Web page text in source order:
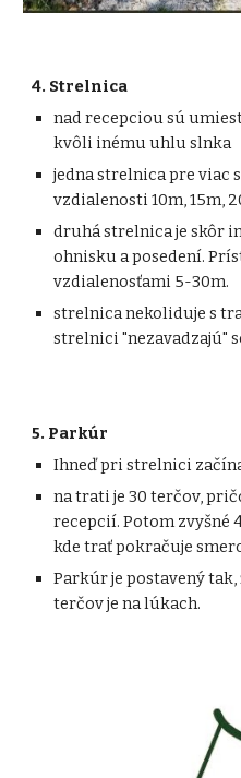
4. Strelnica
nad recepciou sú
kvôli inému uhlu slnka
jedna strelnica pre viac
vzdialenosti 10m, 15m,
druhá strelnica je skôr
ohnisku a posedení.
vzdialenosťami 5-30m.
strelnica nekoliduje s
strelnici "nezavadzajú"
5. Parkúr
Ihneď pri strelnici
na trati je 30 terčov,
recepcií. Potom zvyšné
kde trať pokračuje
Parkúr je postavený tak,
terčov je na lúkach.